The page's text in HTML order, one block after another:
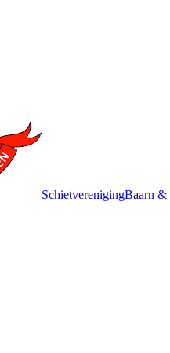
SchietverenigingBaarn &